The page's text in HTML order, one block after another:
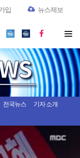
입 뉴스제보
전국뉴스
기자 소개